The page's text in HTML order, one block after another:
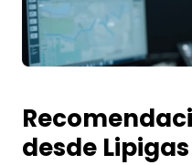
desde Lipigas